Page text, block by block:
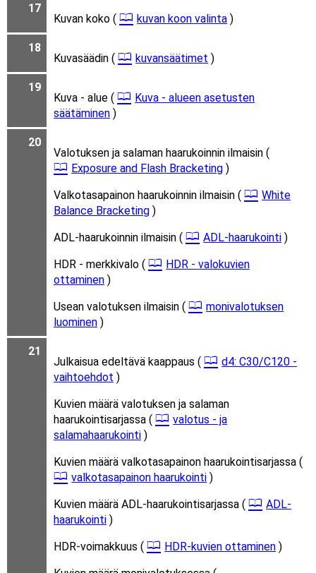
17
Kuvan koko ( kuvan koon valinta )
18
Kuvasäädin ( kuvansäätimet )
19
Kuva - alue (
Kuva - alueen asetusten
säätäminen )
20
Valotuksen ja salaman haarukoinnin ilmaisin (
Exposure and Flash Bracketing )
Valkotasapainon haarukoinnin ilmaisin (
White
Balance Bracketing )
ADL-haarukoinnin ilmaisin (
ADL-haarukointi )
HDR - merkkivalo (
HDR - valokuvien
ottaminen )
Usean valotuksen ilmaisin (
monivalotuksen
luominen )
21
Julkaisua edeltävä kaappaus (
d4: C30/C120 -
vaihtoehdot )
Kuvien määrä valotuksen ja salaman
haarukointisarjassa (
valotus - ja
salamahaarukointi )
Kuvien määrä valkotasapainon haarukointisarjassa (
valkotasapainon haarukointi )
Kuvien määrä ADL-haarukointisarjassa (
ADL-
haarukointi )
HDR-voimakkuus (
HDR-kuvien ottaminen )